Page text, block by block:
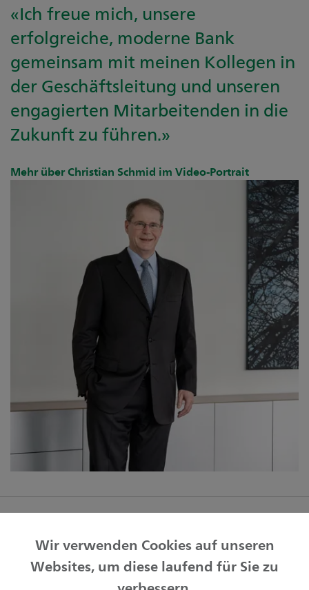
«Ich freue mich, unsere
erfolgreiche, moderne Bank
gemeinsam mit meinen Kollegen in
der Geschäftsleitung und unseren
engagierten Mitarbeitenden in die
Zukunft zu führen.»
Mehr über Christian Schmid im Video-Portrait
Privatkunden
Wir verwenden Cookies auf unseren
Websites, um diese laufend für Sie zu